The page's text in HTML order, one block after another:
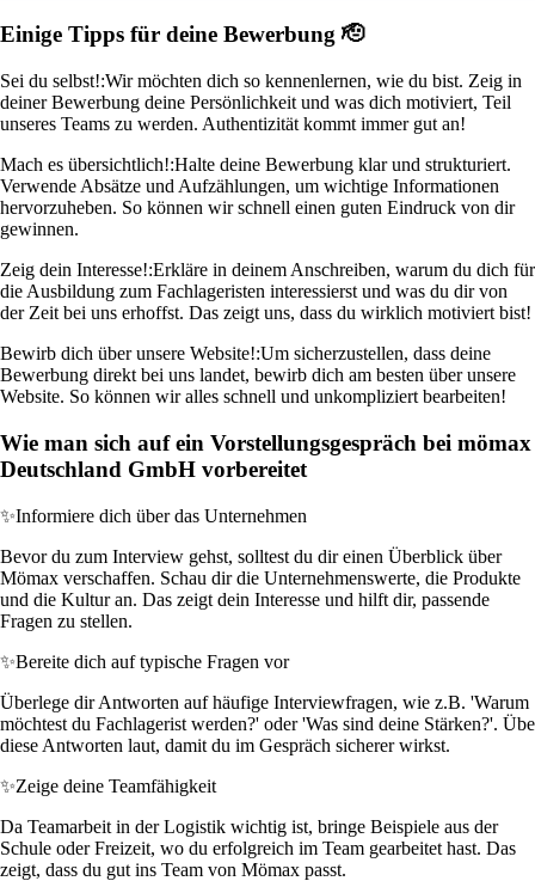
Einige Tipps für deine Bewerbung 🫡
Sei du selbst!:Wir möchten dich so kennenlernen, wie du bist. Zeig in
deiner Bewerbung deine Persönlichkeit und was dich motiviert, Teil
unseres Teams zu werden. Authentizität kommt immer gut an!
Mach es übersichtlich!:Halte deine Bewerbung klar und strukturiert.
Verwende Absätze und Aufzählungen, um wichtige Informationen
hervorzuheben. So können wir schnell einen guten Eindruck von dir
gewinnen.
Zeig dein Interesse!:Erkläre in deinem Anschreiben, warum du dich für
die Ausbildung zum Fachlageristen interessierst und was du dir von
der Zeit bei uns erhoffst. Das zeigt uns, dass du wirklich motiviert bist!
Bewirb dich über unsere Website!:Um sicherzustellen, dass deine
Bewerbung direkt bei uns landet, bewirb dich am besten über unsere
Website. So können wir alles schnell und unkompliziert bearbeiten!
Wie man sich auf ein Vorstellungsgespräch bei mömax
Deutschland GmbH vorbereitet
✨Informiere dich über das Unternehmen
Bevor du zum Interview gehst, solltest du dir einen Überblick über
Mömax verschaffen. Schau dir die Unternehmenswerte, die Produkte
und die Kultur an. Das zeigt dein Interesse und hilft dir, passende
Fragen zu stellen.
✨Bereite dich auf typische Fragen vor
Überlege dir Antworten auf häufige Interviewfragen, wie z.B. 'Warum
möchtest du Fachlagerist werden?' oder 'Was sind deine Stärken?'. Übe
diese Antworten laut, damit du im Gespräch sicherer wirkst.
✨Zeige deine Teamfähigkeit
Da Teamarbeit in der Logistik wichtig ist, bringe Beispiele aus der
Schule oder Freizeit, wo du erfolgreich im Team gearbeitet hast. Das
zeigt, dass du gut ins Team von Mömax passt.